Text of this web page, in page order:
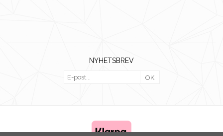
NYHETSBREV
OK